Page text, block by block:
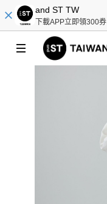
and ST TW
下載APP立即領300券